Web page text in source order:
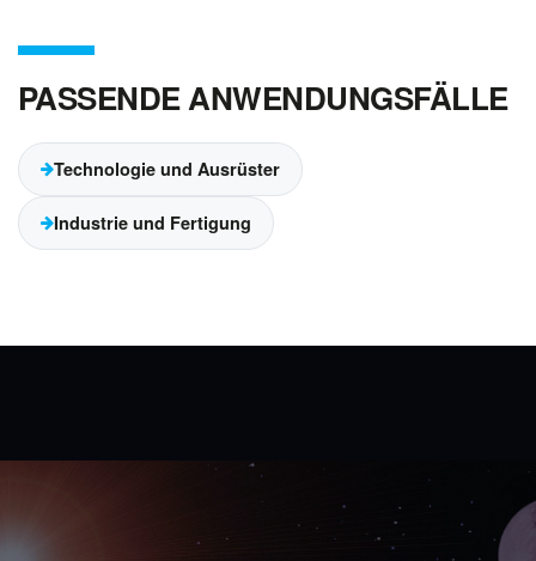
PASSENDE ANWENDUNGSFÄLLE
Technologie und Ausrüster
Industrie und Fertigung